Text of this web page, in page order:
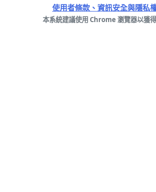
使用者條款、資訊安全與隱私
本系統建議使用 Chrome 瀏覽器以獲